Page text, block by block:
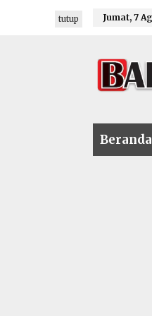
Jumat, 7
Beranda
tutup